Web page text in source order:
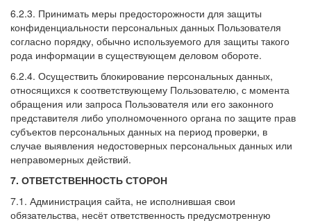
6.2.3. Принимать меры предосторожности для защиты
конфиденциальности персональных данных Пользователя
согласно порядку, обычно используемого для защиты такого
рода информации в существующем деловом обороте.
6.2.4. Осуществить блокирование персональных данных,
относящихся к соответствующему Пользователю, с момента
обращения или запроса Пользователя или его законного
представителя либо уполномоченного органа по защите прав
субъектов персональных данных на период проверки, в
случае выявления недостоверных персональных данных или
неправомерных действий.
7. ОТВЕТСТВЕННОСТЬ СТОРОН
7.1. Администрация сайта, не исполнившая свои
обязательства, несёт ответственность предусмотренную